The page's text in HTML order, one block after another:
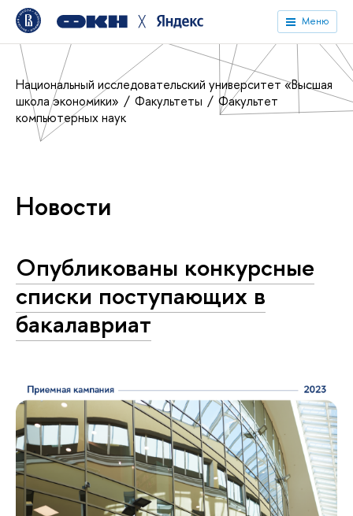
╳ Меню
Национальный исследовательский университет «Высшая
школа экономики»
Факультеты
Факультет
компьютерных наук
Новости
Опубликованы конкурсные
списки поступающих в
бакалавриат